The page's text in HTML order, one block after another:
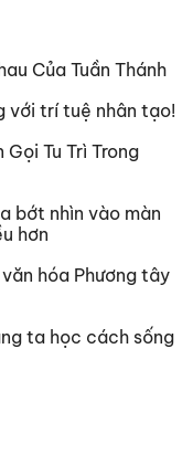
Của Tuần Thánh
với trí tuệ nhân tạo!
Tu Trì Trong
bớt nhìn vào màn
hơn
hóa Phương tây
ta học cách sống